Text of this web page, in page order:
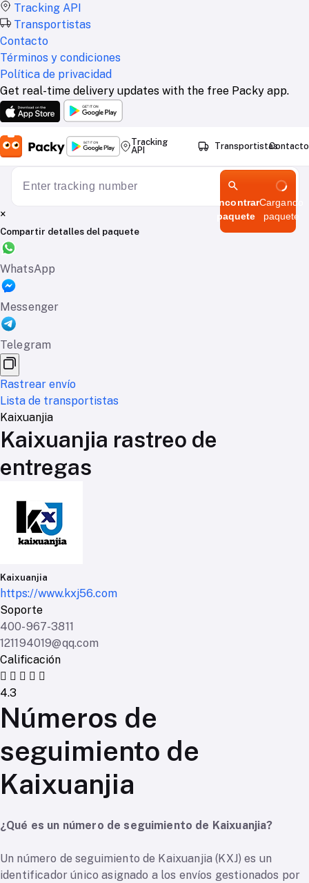
Tracking API
Transportistas
Contacto
Términos y condiciones
Política de privacidad
Get real-time delivery updates with the free Packy app.
Tracking
API
TransportistasContacto
Encontrar
paquete
Cargando
paquete
×
Compartir detalles del paquete
WhatsApp
Messenger
Telegram
Rastrear envío
Lista de transportistas
Kaixuanjia
Kaixuanjia rastreo de
entregas
Kaixuanjia
https://www.kxj56.com
Soporte
400-967-3811
121194019@qq.com
Calificación
4.3
Números de
seguimiento de
Kaixuanjia
¿Qué es un número de seguimiento de Kaixuanjia?
Un número de seguimiento de Kaixuanjia (KXJ) es un
identificador único asignado a los envíos gestionados por